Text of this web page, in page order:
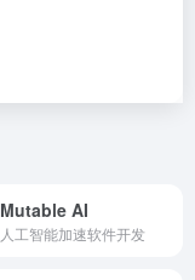
Mutable AI
人工智能加速软件开发